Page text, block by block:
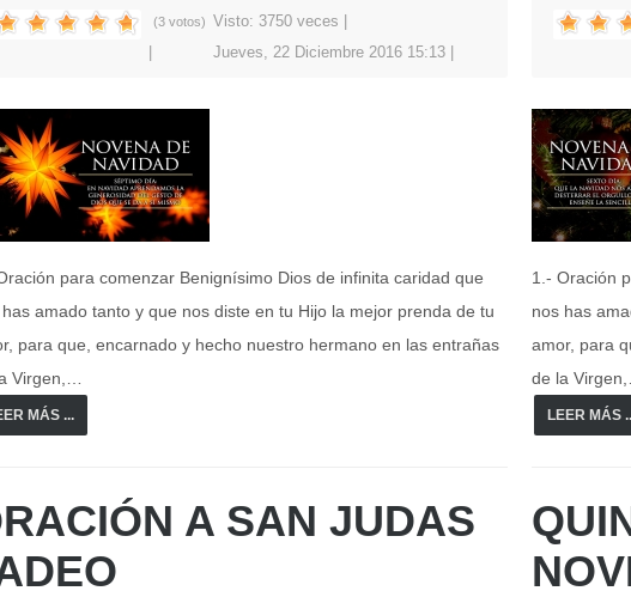
(3 votos) Visto: 3750 veces
Jueves, 22 Diciembre 2016 15:13
para comenzar Benignísimo Dios de infinita caridad que
has amado tanto y que nos diste en tu Hijo la mejor prenda de tu
para que, encarnado y hecho nuestro hermano en las entrañas
Virgen,…
MÁS ...
1.- Oración
nos has
amor, para
de la
LEER MÁS
A SAN JUDAS